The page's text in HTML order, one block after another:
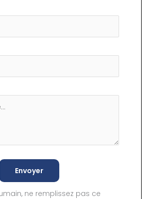
Envoyer
ne remplissez pas ce